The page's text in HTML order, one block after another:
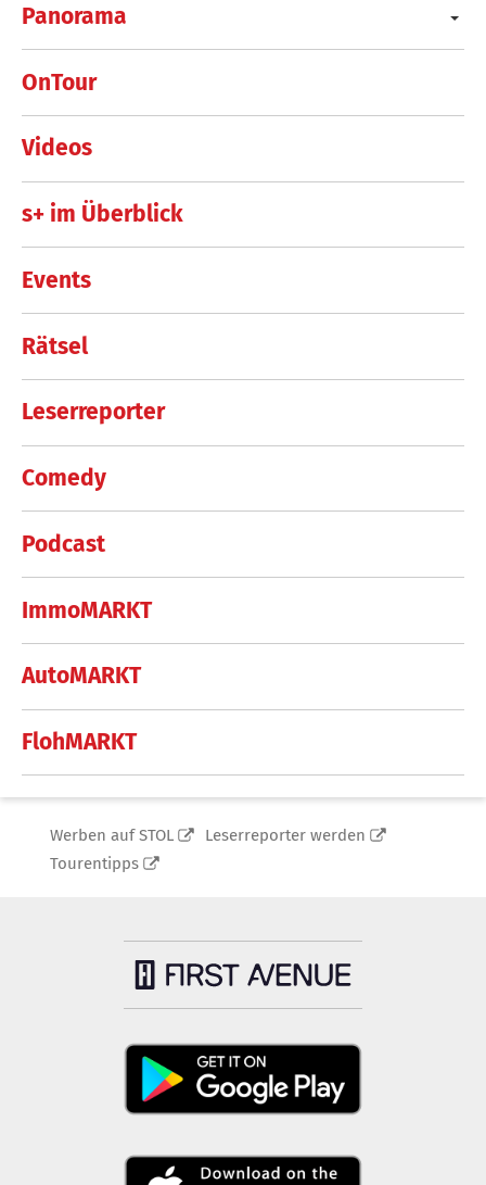
Panorama
OnTour
Videos
s+ im Überblick
Events
Rätsel
Leserreporter
Comedy
Podcast
ImmoMARKT
AutoMARKT
FlohMARKT
Werben auf STOL
Leserreporter werden
Tourentipps